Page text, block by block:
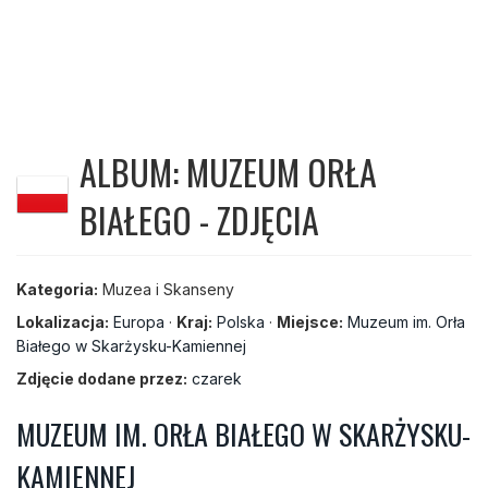
ALBUM: MUZEUM ORŁA
BIAŁEGO - ZDJĘCIA
Kategoria: Muzea i Skanseny
Lokalizacja: Europa · Kraj: Polska · Miejsce: Muzeum im. Orła
Białego w Skarżysku-Kamiennej
Zdjęcie dodane przez: czarek
MUZEUM IM. ORŁA BIAŁEGO W SKARŻYSKU-
KAMIENNEJ